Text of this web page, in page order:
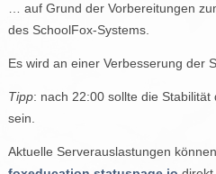
… auf Grund der Vorbereitungen
des SchoolFox-Systems.
Es wird an einer Verbesserung der
Tipp: nach 22:00 sollte die
sein.
Aktuelle Serverauslastungen